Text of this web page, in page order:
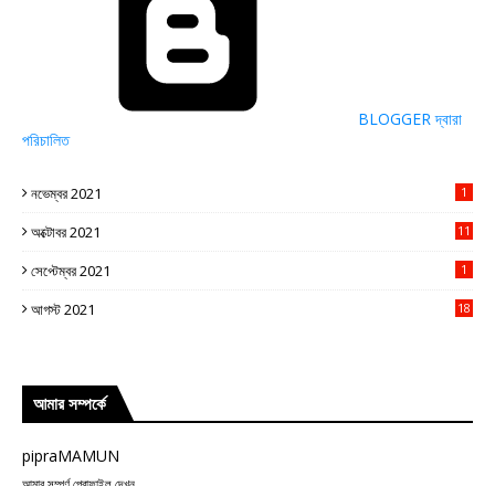
BLOGGER দ্বারা
পরিচালিত
নভেম্বর 2021 1
অক্টোবর 2021 11
সেপ্টেম্বর 2021 1
আগস্ট 2021 18
আমার সম্পর্কে
pipraMAMUN